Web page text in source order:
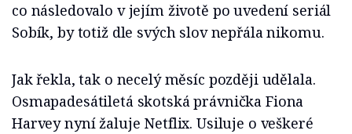
co následovalo v jejím životě po uvedení seriál
Sobík, by totiž dle svých slov nepřála nikomu.
Jak řekla, tak o necelý měsíc později udělala.
Osmapadesátiletá skotská právnička Fiona
Harvey nyní žaluje Netflix. Usiluje o veškeré